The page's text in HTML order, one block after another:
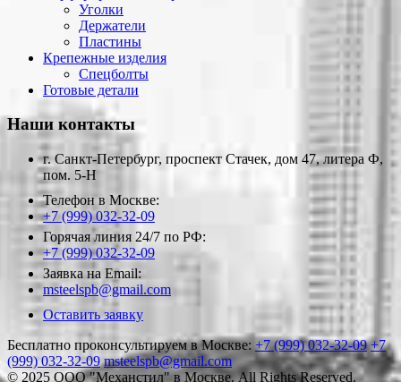
Уголки
Держатели
Пластины
Крепежные изделия
Спецболты
Готовые детали
Наши контакты
г. Санкт-Петербург, проспект Стачек, дом 47, литера Ф,
пом. 5-Н
Телефон в Москве:
+7 (999) 032-32-09
Горячая линия 24/7 по РФ:
+7 (999) 032-32-09
Заявка на Email:
msteelspb@gmail.com
Оставить заявку
Бесплатно проконсультируем в Москве: +7 (999) 032-32-09 +7
(999) 032-32-09 msteelspb@gmail.com
© 2025 ООО "Механстил" в Москве. All Rights Reserved.